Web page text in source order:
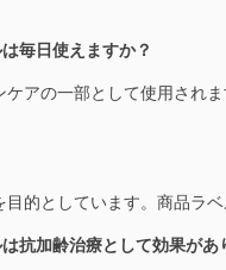
毎日使えますか？
アの一部として使用され
的としています。商品ラ
抗加齢治療として効果があ